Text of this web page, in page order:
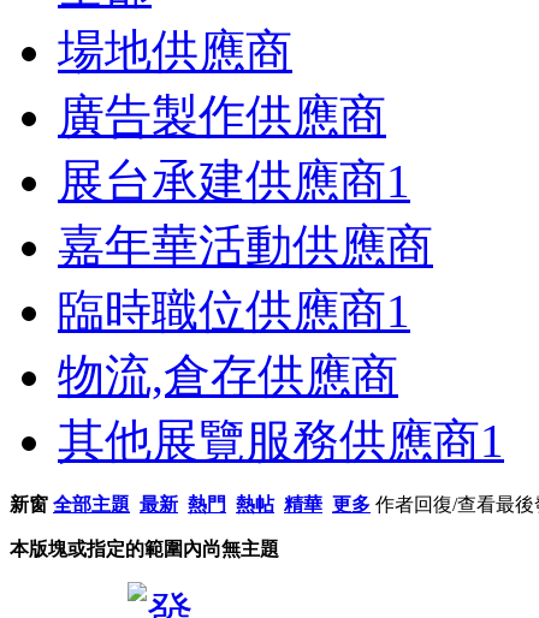
場地供應商
廣告製作供應商
展台承建供應商1
嘉年華活動供應商
臨時職位供應商1
物流,倉存供應商
其他展覽服務供應商1
新窗 全部主題 最新 熱門 熱帖 精華 更多 作者回復/查看最後
本版塊或指定的範圍內尚無主題